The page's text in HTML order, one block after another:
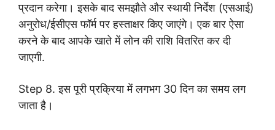
प्रदान करेगा। इसके बाद समझौते और स्थायी निर्देश (एसआई)
अनुरोध/ईसीएस फॉर्म पर हस्ताक्षर किए जाएंगे। एक बार ऐसा
करने के बाद आपके खाते में लोन की राशि वितरित कर दी
जाएगी.
Step 8. इस पूरी प्रक्रिया में लगभग 30 दिन का समय लग
जाता है।